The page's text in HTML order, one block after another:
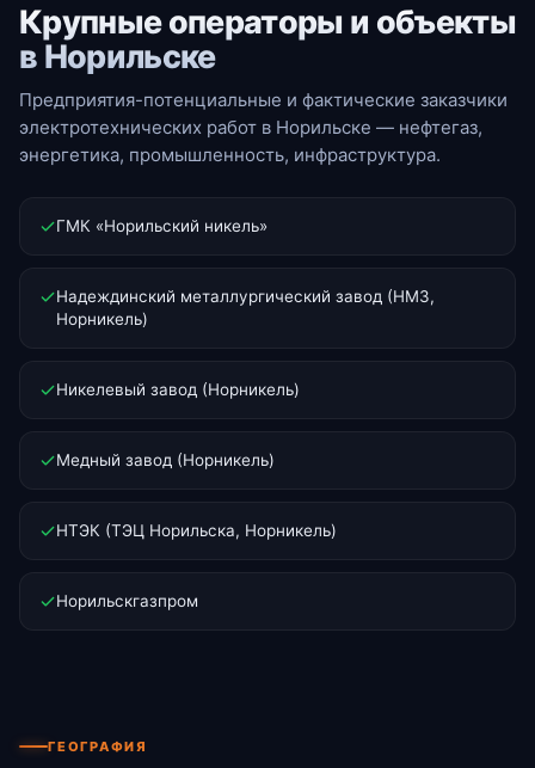
Крупные операторы и объекты
в Норильске
Предприятия-потенциальные и фактические заказчики
электротехнических работ в Норильске — нефтегаз,
энергетика, промышленность, инфраструктура.
ГМК «Норильский никель»
Надеждинский металлургический завод (НМЗ,
Норникель)
Никелевый завод (Норникель)
Медный завод (Норникель)
НТЭК (ТЭЦ Норильска, Норникель)
Норильскгазпром
ГЕОГРАФИЯ